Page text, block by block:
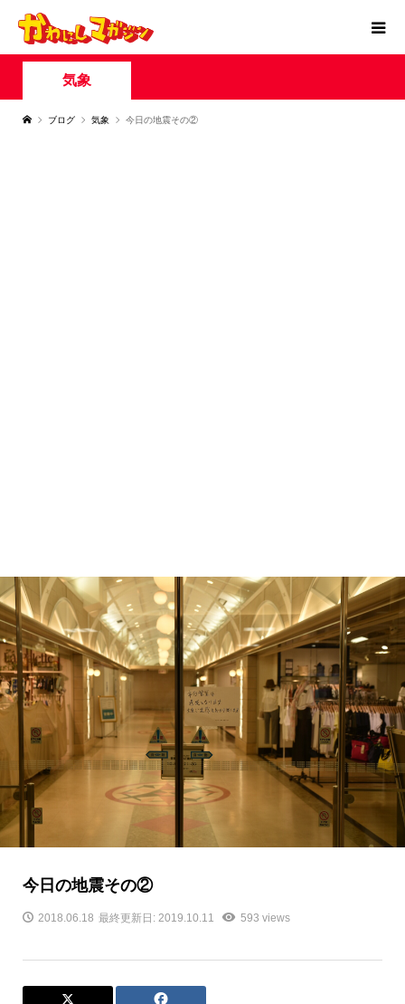
気象
ブログ 気象 今日の地震その②
今日の地震その②
2018.06.18 最終更新日: 2019.10.11 593 views